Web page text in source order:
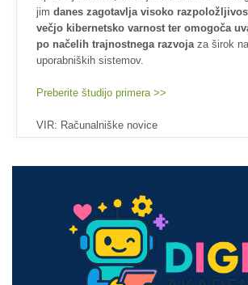
jim danes zagotavlja visoko
večjo kibernetsko varnost ter omogoča
po načelih trajnostnega razvoja za širok
uporabniških sistemov.
Preberite študijo primera >>
VIR: Računalniške novice